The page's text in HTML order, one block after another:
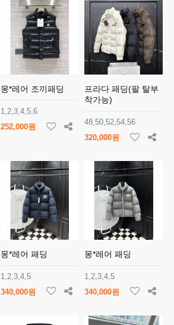
몽*레어 조끼패딩
1,2,3,4,5,6
252,000원
프라다 패딩(팔 탈부
착가능)
48,50,52,54,56
320,000원
몽*레어 패딩
1,2,3,4,5
340,000원
몽*레어 패딩
1,2,3,4,5
340,000원